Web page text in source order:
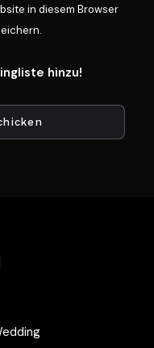
in diesem Browser
hinzu!